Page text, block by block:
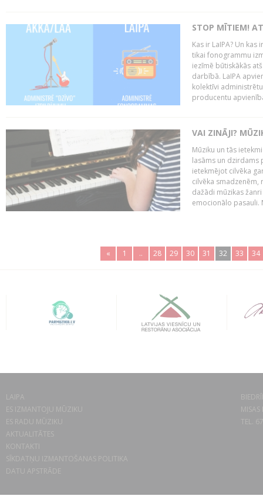
STOP MĪTIEM!
Kas ir LaIPA? Un
tikai fonogrammu
iezīmē būtiskākās
darbībā. LaIPA
kolektīvi
producentu
VAI ZINĀJI?
Mūziku un tās
lasāms un dzirdams
ietekmējot cilvēka
cilvēka
dažādi mūzikas
emocionālo pasauli.
« 1 .. 28 29 30 31 32 33 34
LAIPA
ES IZMANTOJU MŪZIKU
ES RADU MŪZIKU
AKTUALITĀTES
KONTAKTI
SĪKDATŅU IZMANTOŠANAS POLITIKA
DATU APSTRĀDE
TEL.